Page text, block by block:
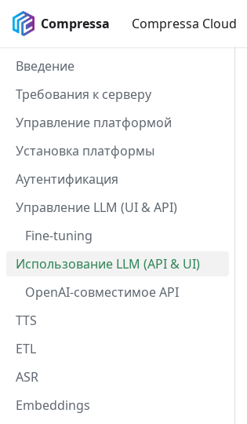
Compressa Compressa Cloud
Введение
Требования к серверу
Управление платформой
Установка платформы
Аутентификация
Управление LLM (UI & API)
Fine-tuning
Использование LLM (API & UI)
OpenAI-совместимое API
TTS
ETL
ASR
Embeddings